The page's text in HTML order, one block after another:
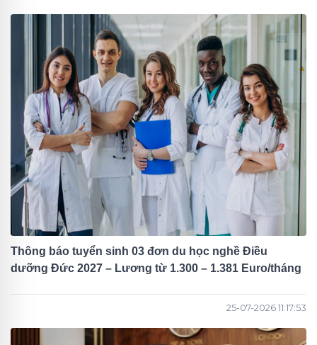
Thông báo tuyển sinh 03 đơn du học nghề Điều
dưỡng Đức 2027 – Lương từ 1.300 – 1.381 Euro/tháng
25-07-2026 11:17:53